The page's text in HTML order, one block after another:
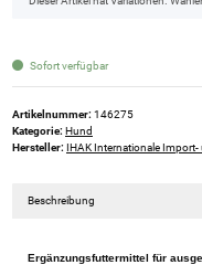
Sofort verfügbar
Artikelnummer: 146275
Kategorie: Hund
Hersteller: IHAK Internationale Import-
Beschreibung
Ergänzungsfuttermittel für